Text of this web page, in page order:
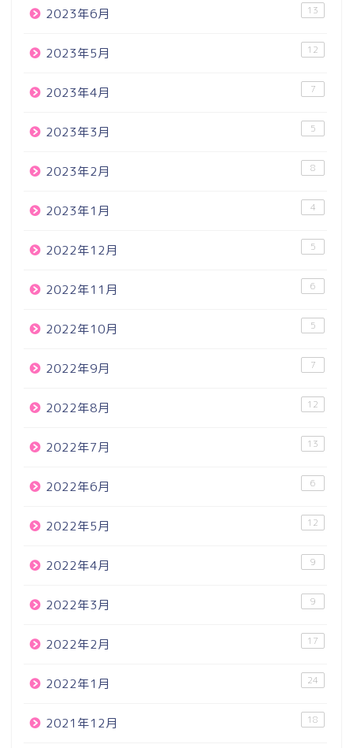
2023年6月 13
2023年5月 12
2023年4月 7
2023年3月 5
2023年2月 8
2023年1月 4
2022年12月 5
2022年11月 6
2022年10月 5
2022年9月 7
2022年8月 12
2022年7月 13
2022年6月 6
2022年5月 12
2022年4月 9
2022年3月 9
2022年2月 17
2022年1月 24
2021年12月 18